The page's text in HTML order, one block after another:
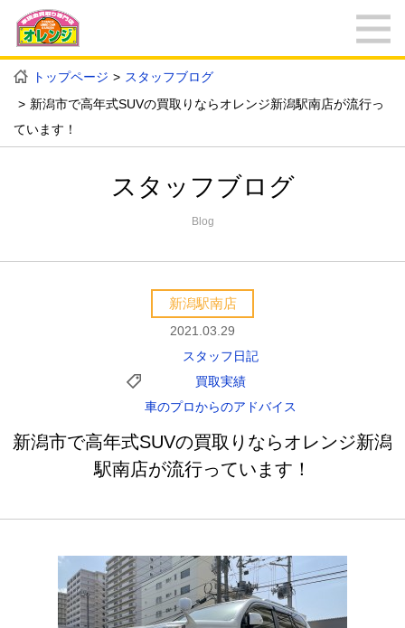
トップページ
スタッフブログ
新潟市で高年式SUVの買取りならオレンジ新潟駅南店が流行っ
ています！
スタッフブログ
Blog
新潟駅南店
2021.03.29
スタッフ日記
買取実績
車のプロからのアドバイス
新潟市で高年式SUVの買取りならオレンジ新潟
駅南店が流行っています！